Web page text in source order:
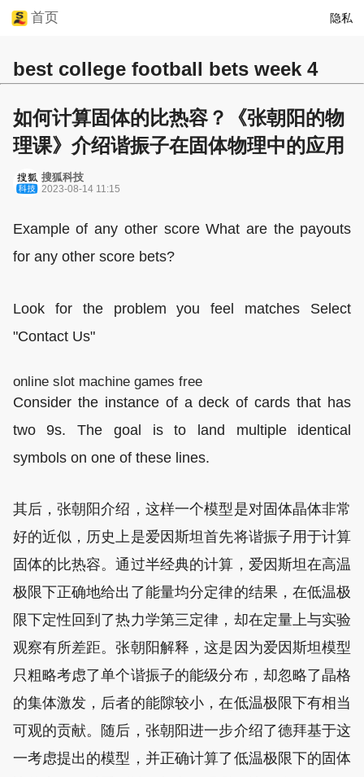
首页 隐私
best college football bets week 4
如何计算固体的比热容？《张朝阳的物
理课》介绍谐振子在固体物理中的应用
搜狐科技
2023-08-14 11:15
Example of any other score What are the payouts
for any other score bets?
Look for the problem you feel matches Select
"Contact Us"
online slot machine games free
Consider the instance of a deck of cards that has
two 9s. The goal is to land multiple identical
symbols on one of these lines.
其后，张朝阳介绍，这样一个模型是对固体晶体非常
好的近似，历史上是爱因斯坦首先将谐振子用于计算
固体的比热容。通过半经典的计算，爱因斯坦在高温
极限下正确地给出了能量均分定律的结果，在低温极
限下定性回到了热力学第三定律，却在定量上与实验
观察有所差距。张朝阳解释，这是因为爱因斯坦模型
只粗略考虑了单个谐振子的能级分布，却忽略了晶格
的集体激发，后者的能隙较小，在低温极限下有相当
可观的贡献。随后，张朝阳进一步介绍了德拜基于这
一考虑提出的模型，并正确计算了低温极限下的固体